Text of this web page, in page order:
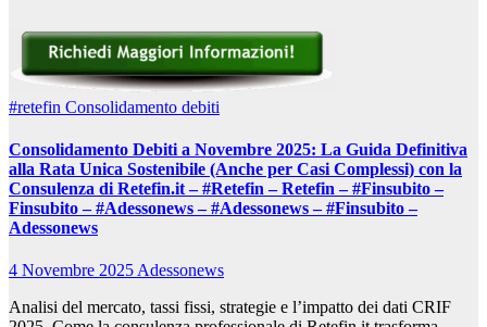
#retefin Consolidamento debiti
Consolidamento Debiti a Novembre 2025: La Guida Definitiva
alla Rata Unica Sostenibile (Anche per Casi Complessi) con la
Consulenza di Retefin.it – #Retefin – Retefin – #Finsubito –
Finsubito – #Adessonews – #Adessonews – #Finsubito –
Adessonews
4 Novembre 2025Adessonews
Analisi del mercato, tassi fissi, strategie e l’impatto dei dati CRIF